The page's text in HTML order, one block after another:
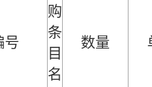
号
购
条
目
名
数量